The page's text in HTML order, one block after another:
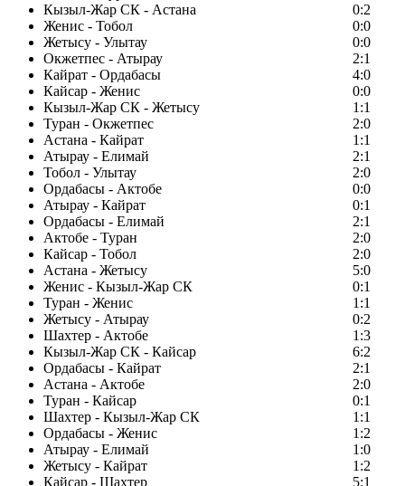
Кызыл-Жар СК - Астана
0:2
Женис - Тобол
0:0
Жетысу - Улытау
0:0
Окжетпес - Атырау
2:1
Кайрат - Ордабасы
4:0
Кайсар - Женис
0:0
Кызыл-Жар СК - Жетысу
1:1
Туран - Окжетпес
2:0
Астана - Кайрат
1:1
Атырау - Елимай
2:1
Тобол - Улытау
2:0
Ордабасы - Актобе
0:0
Атырау - Кайрат
0:1
Ордабасы - Елимай
2:1
Актобе - Туран
2:0
Кайсар - Тобол
2:0
Астана - Жетысу
5:0
Женис - Кызыл-Жар СК
0:1
Туран - Женис
1:1
Жетысу - Атырау
0:2
Шахтер - Актобе
1:3
Кызыл-Жар СК - Кайсар
6:2
Ордабасы - Кайрат
2:1
Астана - Актобе
2:0
Туран - Кайсар
0:1
Шахтер - Кызыл-Жар СК
1:1
Ордабасы - Женис
1:2
Атырау - Елимай
1:0
Жетысу - Кайрат
1:2
Кайсар - Шахтер
5:1